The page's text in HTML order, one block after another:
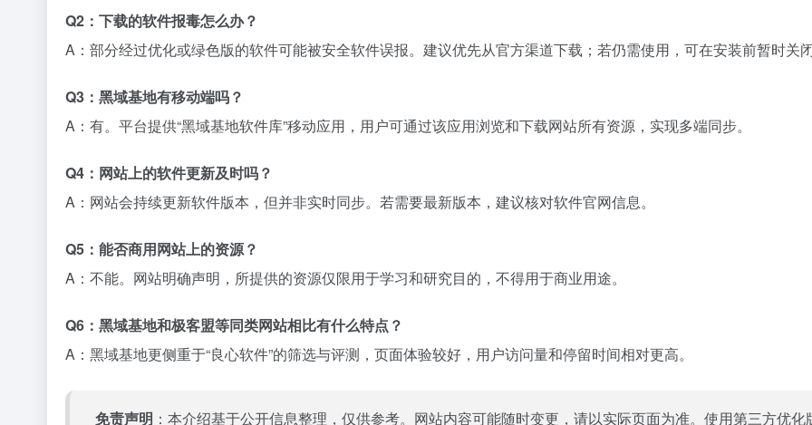
Q2：下载的软件报毒怎么办？
A：部分经过优化或绿色版的软件可能被安全软件误报。建议优先从官方渠道下载；若仍需使用，可在安装前暂时关
Q3：黑域基地有移动端吗？
A：有。平台提供“黑域基地软件库”移动应用，用户可通过该应用浏览和下载网站所有资源，实现多端同步。
Q4：网站上的软件更新及时吗？
A：网站会持续更新软件版本，但并非实时同步。若需要最新版本，建议核对软件官网信息。
Q5：能否商用网站上的资源？
A：不能。网站明确声明，所提供的资源仅限用于学习和研究目的，不得用于商业用途。
Q6：黑域基地和极客盟等同类网站相比有什么特点？
A：黑域基地更侧重于“良心软件”的筛选与评测，页面体验较好，用户访问量和停留时间相对更高。
免责声明 ：本介绍基于公开信息整理，仅供参考。网站内容可能随时变更，请以实际页面为准。使用第三方优